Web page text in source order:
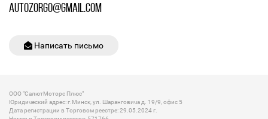
AUTOZORGO@GMAIL.COM
Написать письмо
ООО "СалютМоторс Плюс"
Юридический адрес: г.Минск, ул. Шаранговича д. 19/9, офис 5
Дата регистрации в Торговом реестре: 29.05.2024 г.